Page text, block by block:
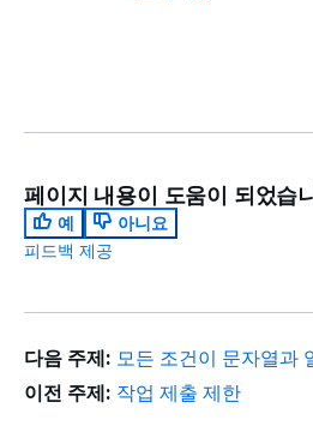
페이지 내용이 도움이 되었습
예
아니요
피드백 제공
다음 주제: 모든 조건이 문자열과
이전 주제: 작업 제출 제한